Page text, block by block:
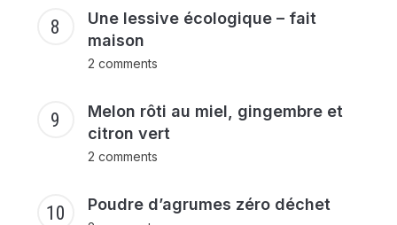
Une lessive écologique – fait
maison
2 comments
Melon rôti au miel, gingembre et
citron vert
2 comments
Poudre d’agrumes zéro déchet